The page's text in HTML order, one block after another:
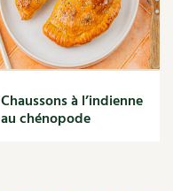
Chaussons à l’indienne
au chénopode